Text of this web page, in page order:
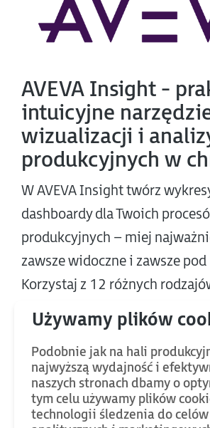
AVEVA Insight -
intuicyjne
wizualizacji i
produkcyjnych w
W AVEVA Insight twórz
dashboardy dla Twoich
produkcyjnych – miej
zawsze widoczne i zawsze pod
Korzystaj z 12 różnych
danych.
wykresie lub przedstawiaj
źródła na kilku wykresach (w
dużej ilości zmiennych). Łącz
Podobnie jak na hali
najwyższą wydajność i
naszych stronach dbamy o
tym celu używamy plików
technologii śledzenia do celów